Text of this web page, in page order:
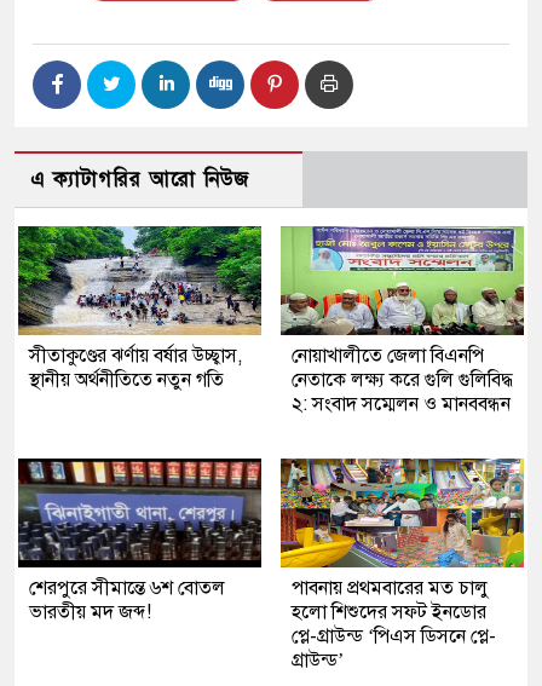
এ ক্যাটাগরির আরো নিউজ
সীতাকুণ্ডের ঝর্ণায় বর্ষার উচ্ছ্বাস,
স্থানীয় অর্থনীতিতে নতুন গতি
নোয়াখালীতে জেলা বিএনপি
নেতাকে লক্ষ্য করে গুলি গুলিবিদ্ধ
২: সংবাদ সম্মেলন ও মানববন্ধন
শেরপুরে সীমান্তে ৬শ বোতল
ভারতীয় মদ জব্দ!
পাবনায় প্রথমবারের মত চালু
হলো শিশুদের সফট ইনডোর
প্লে-গ্রাউন্ড ‘পিএস ডিসনে প্লে-
গ্রাউন্ড’